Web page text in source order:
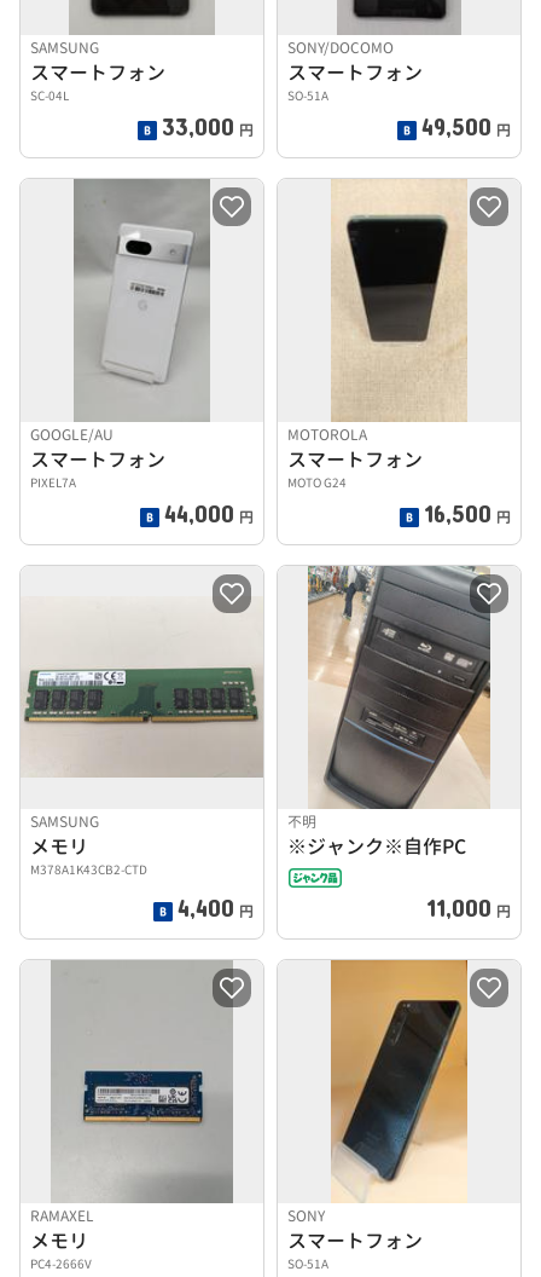
SAMSUNG
スマートフォン
SC-04L
33,000 円
SONY/DOCOMO
スマートフォン
SO-51A
49,500 円
GOOGLE/AU
スマートフォン
PIXEL7A
44,000 円
MOTOROLA
スマートフォン
MOTO G24
16,500 円
SAMSUNG
メモリ
M378A1K43CB2-CTD
4,400 円
不明
※ジャンク※自作PC
11,000 円
RAMAXEL
メモリ
PC4-2666V
SONY
スマートフォン
SO-51A